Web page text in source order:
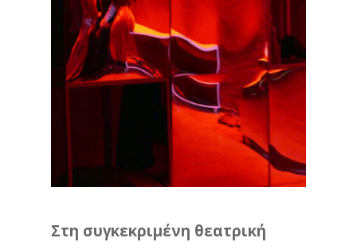
Στη συγκεκριμένη θεατρική